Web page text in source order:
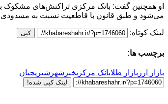
او همچنین گفت: بانک مرکزی تراکنش‌های مشکوک
می‌شود و طبق قانون با قاطعیت نسبت به مسدودی
لینک کوتاه: کپی
برچسب ها:
بازار ارز بازار طلابانک مرکزیخبرشهر شیریجیان
لینک کپی شده!